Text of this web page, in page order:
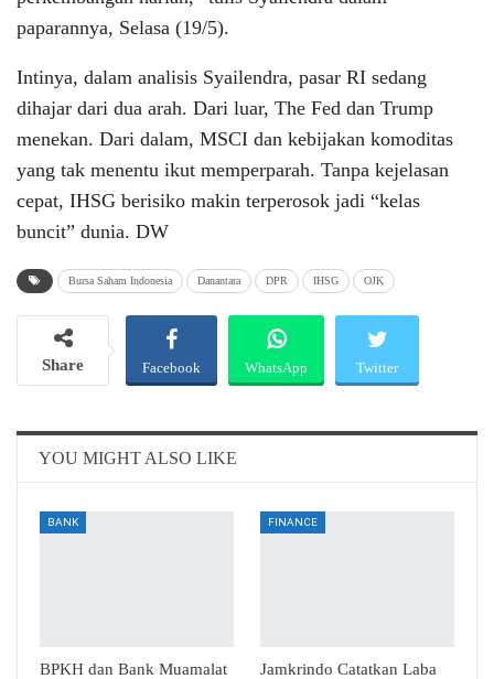
paparannya, Selasa (19/5).
Intinya, dalam analisis Syailendra, pasar RI sedang
dihajar dari dua arah. Dari luar, The Fed dan Trump
menekan. Dari dalam, MSCI dan kebijakan komoditas
yang tak menentu ikut memperparah. Tanpa kejelasan
cepat, IHSG berisiko makin terperosok jadi “kelas
buncit” dunia. DW
Bursa Saham Indonesia Danantara DPR IHSG OJK
Share Facebook WhatsApp Twitter
Email
YOU MIGHT ALSO LIKE
BANK
BPKH dan Bank Muamalat
FINANCE
Jamkrindo Catatkan Laba